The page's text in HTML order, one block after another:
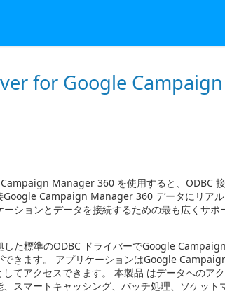
for Google
Manager 360 を使用すると、ODBC
Google Campaign Manager 360 データにリア
ションとデータを接続するための最も広くサポ
した標準のODBC ドライバーでGoogle
できます。 アプリケーションはGoogle
てアクセスできます。 本製品 はデータへのア
スマートキャッシング、バッチ処理、ソケット